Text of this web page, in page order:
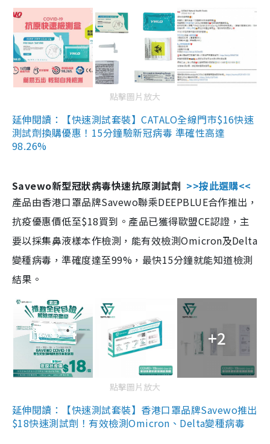
點擊圖片放大
延伸閱讀：【快速測試套裝】CATALO全線門市$16快速
測試劑換購優惠！15分鐘驗新冠病毒 準確性高達
98.26%
Savewo新型冠狀病毒快速抗原測試劑 >>按此選購<<
產品由香港口罩品牌Savewo聯乘DEEPBLUE合作推出，
抗疫優惠價低至$18買到。產品已獲得歐盟CE認證，主
要以採集鼻液樣本作檢測，能有效檢測Omicron及Delta
變種病毒，準確度達至99%，最快15分鐘就能知道檢測
結果。
+2
點擊圖片放大
延伸閱讀：【快速測試套裝】香港口罩品牌Savewo推出
$18快速測試劑！有效檢測Omicron、Delta變種病毒